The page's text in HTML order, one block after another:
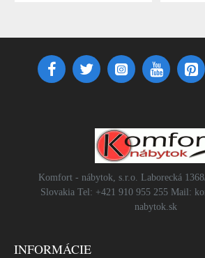
Komfort - nábytok, s.r.o. Laborecká
Slovakia Tel: +421 910 955 255 Mail:
nabytok.sk
INFORMÁCIE